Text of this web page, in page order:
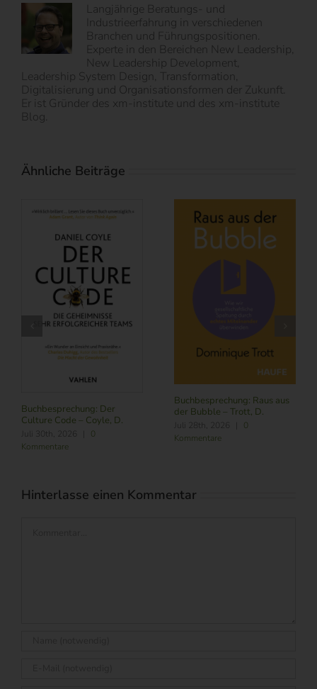
Langjährige Beratungs- und
Industrieerfahrung in verschiedenen
Branchen und Führungspositionen.
Experte in den Bereichen New Leadership,
New Leadership Development,
Leadership System Design, Transformation,
Digitalisierung und Organisationsformen der Zukunft.
Er ist Gründer des xm-institute und des xm-institute
Blog.
Ähnliche Beiträge
der Bubble – Trott, D.
Juli 28th, 2026 |
0
Kommentare
Juli 24th, 2026 | 0
Kommentare
Hinterlasse einen Kommentar